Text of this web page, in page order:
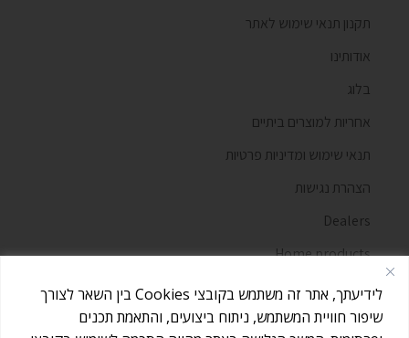
לידיעתך, אתר זה משתמש בקובצי Cookies בין השאר לצורך
שיפור חוויית המשתמש, ניתוח ביצועים, והתאמת תכנים
תקנון תנאי שימוש לאתר
אודותינו
בלוג
אחריות למוצרים ביתיים
תנאי שימוש ומדיניות פרטיות
הצהרת נגישות
Dealers
Home products
מאמרים